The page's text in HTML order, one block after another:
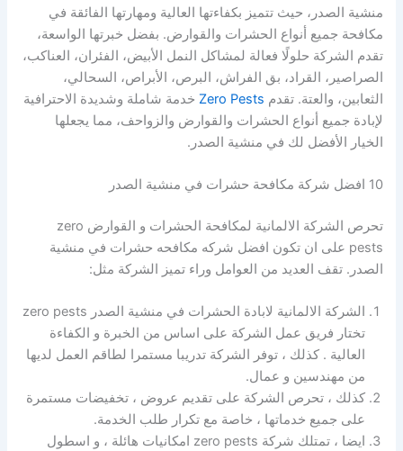
منشية الصدر، حيث تتميز بكفاءتها العالية ومهارتها الفائقة في
مكافحة جميع أنواع الحشرات والقوارض. بفضل خبرتها الواسعة،
تقدم الشركة حلولًا فعالة لمشاكل النمل الأبيض، الفئران، العناكب،
الصراصير، القراد، بق الفراش، البرص، الأبراص، السحالي،
الثعابين، والعتة. تقدم Zero Pests خدمة شاملة وشديدة الاحترافية
لإبادة جميع أنواع الحشرات والقوارض والزواحف، مما يجعلها
الخيار الأفضل لك في منشية الصدر.
10 افضل شركة مكافحة حشرات في منشية الصدر
تحرص الشركة الالمانية لمكافحة الحشرات و القوارض zero
pests على ان تكون افضل شركه مكافحه حشرات في منشية
الصدر. تقف العديد من العوامل وراء تميز الشركة مثل:
الشركة الالمانية لابادة الحشرات في منشية الصدر zero pests
تختار فريق عمل الشركة على اساس من الخبرة و الكفاءة
العالية . كذلك ، توفر الشركة تدريبا مستمرا لطاقم العمل لديها
من مهندسين و عمال.
كذلك ، تحرص الشركة على تقديم عروض ، تخفيضات مستمرة
على جميع خدماتها ، خاصة مع تكرار طلب الخدمة.
ايضا ، تمتلك شركة zero pests امكانيات هائلة ، و اسطول